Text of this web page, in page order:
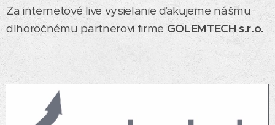
Za internetové live vysielanie ďakujeme nášmu
dlhoročnému partnerovi firme GOLEMTECH s.r.o.